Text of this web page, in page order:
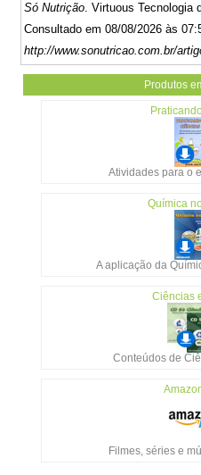
Só Nutrição. Virtuous Tecnologia
Consultado em 08/08/2026 às
http://www.sonutricao.com.br/
Produtos
Atividades para o
Química
A aplicação da
Ciências
Conteúdos de
Filmes, séries e